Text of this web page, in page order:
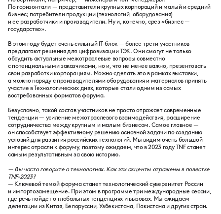
По горизонтали — представители крупных корпораций и малый и средний
бизнес; потребители продукции (технологий, оборудования)
и ее разработчики и производители. Ну и, конечно, срез «бизнес —
государство».
В этом году будет очень сильный IT-блок — более трети участников
предлагают решения для цифровизации ТЭК. Они смогут не только
обсудить актуальные межотраслевые вопросы совместно
с потенциальными заказчиками, но и, что не менее важно, презентовать
свои разработки корпорациям. Можно сделать это в рамках выставки,
а можно наряду с производителями оборудования и материалов принять
участие в Технологических днях, которые стали одним из самых
востребованных форматов форума.
Безусловно, такой состав участников не просто отражает современные
тенденции — усиление межотраслевого взаимодействия, расширение
сотрудничества между крупным и малым бизнесом. Самое главное —
он способствует эффективному решению основной задачи по созданию
условий для развития российских технологий. Мы видим очень большой
интерес отрасли к форуму, поэтому ожидаем, что в 2023 году TNF станет
самым результативным за свою историю.
— Вы часто говорите о технологиях. Как эти акценты отражены в повестке
TNF-2023?
— Ключевой темой форума станет технологический суверенитет России
и импортозамещение. При этом в программе три международные сессии,
где речь пойдет о глобальных тенденциях и вызовах. Мы ожидаем
делегации из Китая, Белоруссии, Узбекистана, Пакистана и других стран.